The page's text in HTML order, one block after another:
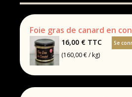
Foie gras de canard en
16,00 € TTC
(160,00 € / kg)
Se